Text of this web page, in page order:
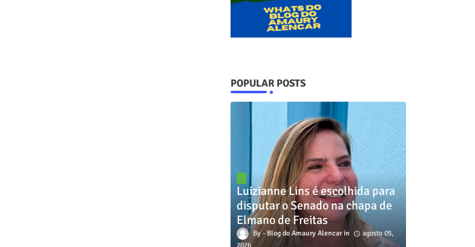
POPULAR POSTS
Luizianne Lins é escolhida para
disputar o Senado na chapa de
Elmano de Freitas
Blog do Amaury Alencar
agosto 05,